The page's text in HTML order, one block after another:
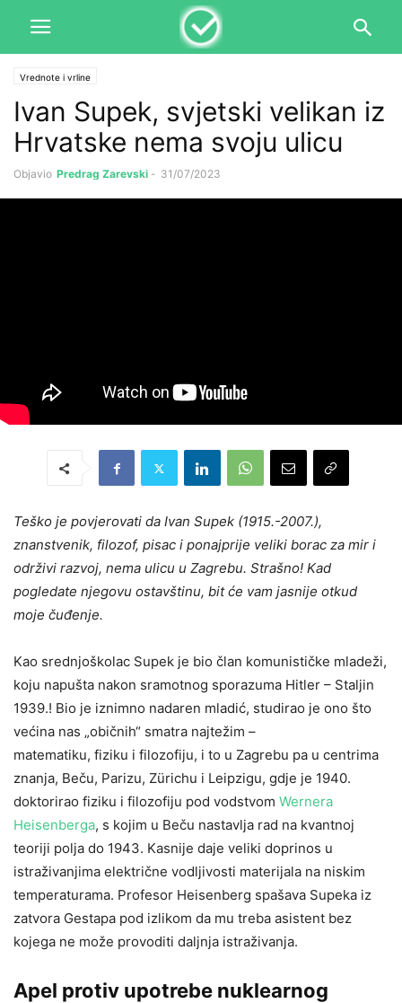
Vrednote i vrline
Ivan Supek, svjetski velikan iz
Hrvatske nema svoju ulicu
Objavio Predrag Zarevski - 31/07/2023
Teško je povjerovati da Ivan Supek (1915.-2007.),
znanstvenik, filozof, pisac i ponajprije veliki borac za mir i
održivi razvoj, nema ulicu u Zagrebu. Strašno! Kad
pogledate njegovu ostavštinu, bit će vam jasnije otkud
moje čuđenje.
Kao srednjoškolac Supek je bio član komunističke mladeži,
koju napušta nakon sramotnog sporazuma Hitler – Staljin
1939.! Bio je iznimno nadaren mladić, studirao je ono što
većina nas „običnih“ smatra najtežim –
matematiku, fiziku i filozofiju, i to u Zagrebu pa u centrima
znanja, Beču, Parizu, Zürichu i Leipzigu, gdje je 1940.
doktorirao fiziku i filozofiju pod vodstvom Wernera
Heisenberga, s kojim u Beču nastavlja rad na kvantnoj
teoriji polja do 1943. Kasnije daje veliki doprinos u
istraživanjima električne vodljivosti materijala na niskim
temperaturama. Profesor Heisenberg spašava Supeka iz
zatvora Gestapa pod izlikom da mu treba asistent bez
kojega ne može provoditi daljnja istraživanja.
Apel protiv upotrebe nuklearnog